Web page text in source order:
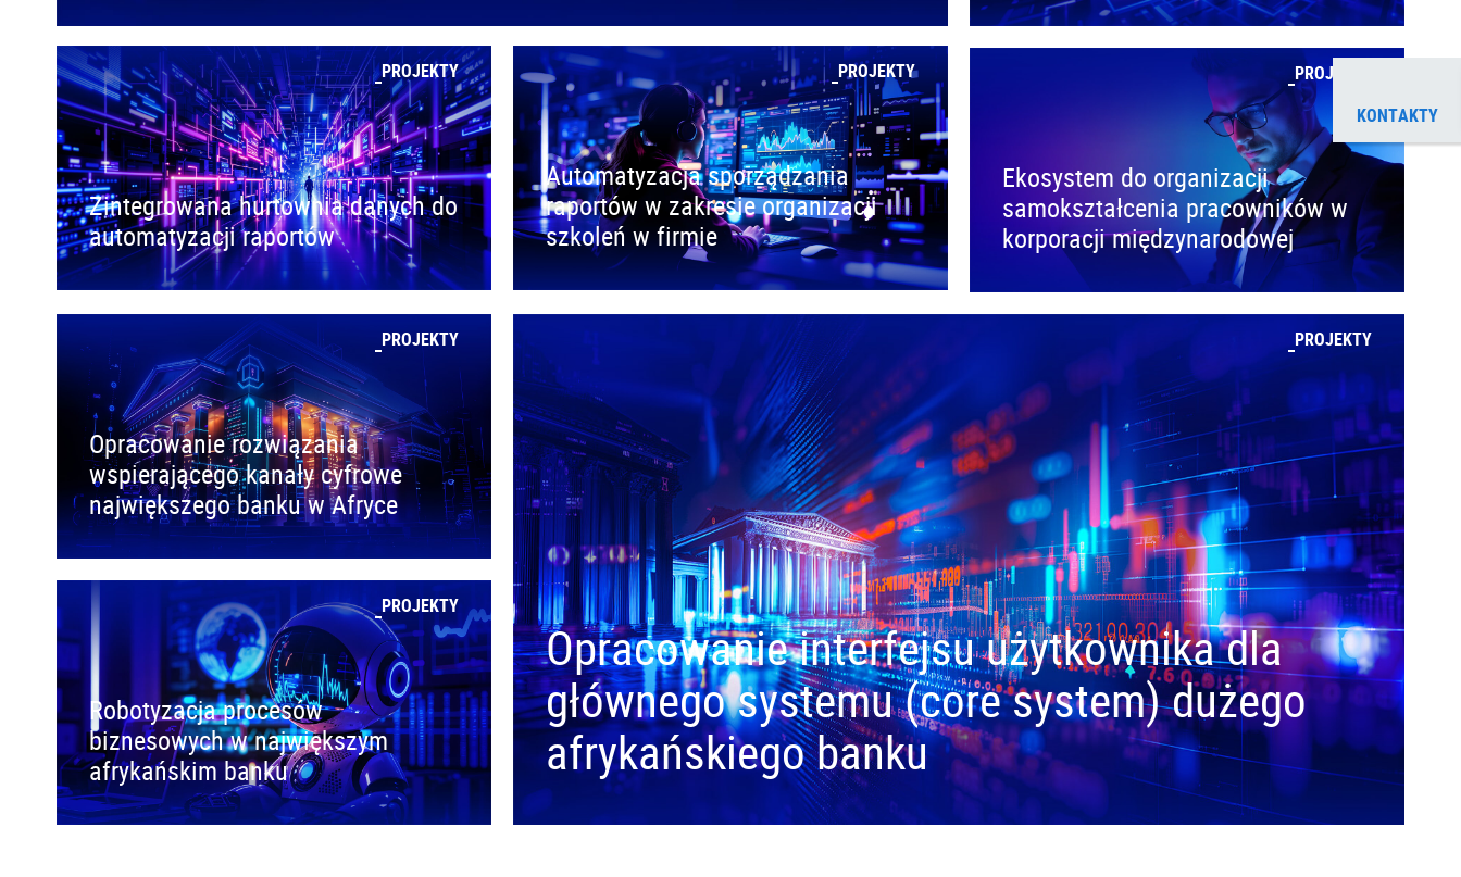
PROJEKTY
Zintegrowana hurtownia danych do
automatyzacji raportów
PROJEKTY
Automatyzacja sporządzania
raportów w zakresie organizacji
szkoleń w firmie
PROJEKTY
Ekosystem do organizacji
samokształcenia pracowników w
korporacji międzynarodowej
PROJEKTY
Opracowanie interfejsu użytkownika dla
głównego systemu (core system) dużego
afrykańskiego banku
PROJEKTY
Opracowanie rozwiązania
wspierającego kanały cyfrowe
największego banku w Afryce
PROJEKTY
Robotyzacja procesów
biznesowych w największym
afrykańskim banku
KONTAKTY